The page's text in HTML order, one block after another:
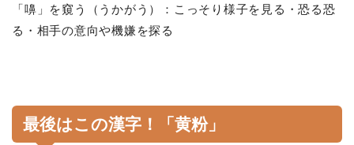
「嚊」を窺う（うかがう）：こっそり様子を見る・恐る恐
る・相手の意向や機嫌を探る
最後はこの漢字！「黄粉」